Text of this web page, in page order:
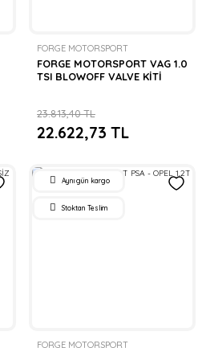
FORGE MOTORSPORT
FORGE MOTORSPORT VAG 1.0
TSI BLOWOFF VALVE KİTİ
22.622,73 TL
23.813,40 TL
Aynı gün kargo
Stoktan Teslim
FORGE MOTORSPORT